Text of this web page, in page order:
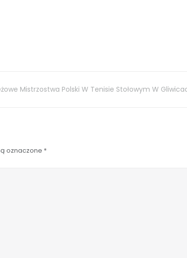
Mistrzostwa Polski W Tenisie Stołowym W
oznaczone *